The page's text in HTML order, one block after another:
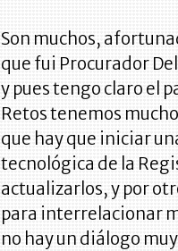
Son muchos,
que fui Procurador
y pues tengo claro el
Retos tenemos
que hay que iniciar
tecnológica de la
actualizarlos, y por
para interrelacionar
no hay un diálogo